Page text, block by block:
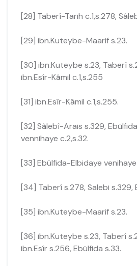
[28] Taberî-Tarih c.1,s.278,
[29] ibn.Kuteybe-Maarif s.23.
[30] ibn.Kuteybe s.23, Taberî
ibn.Esîr-Kâmil c.1,s.255
[31] ibn.Esîr-Kâmil c.1,s.255.
[32] Sâlebî-Arais s.329,
vennihaye c.2,s.32.
[33] Ebülfida-Elbidaye venihaye
[34] Taberî s.278, Salebi s.329,
[35] ibn.Kuteybe-Maarif s.23.
[36] ibn.Kuteybe s.23, Taberî
ibn.Esîr s.256, Ebülfida s.33.